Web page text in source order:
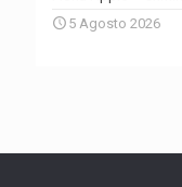
5 Agosto 2026